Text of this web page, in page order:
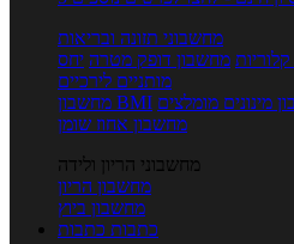
מחשבוני תזונה ובריאות
מחשבון דופק מטרה יחס
מותניים לירכיים
מחשבון BMI מינונים מומלצים
מחשבון אחוז שומן
מחשבוני הריון ולידה
מחשבון הריון
מחשבון ביוץ
כתבות כתבות